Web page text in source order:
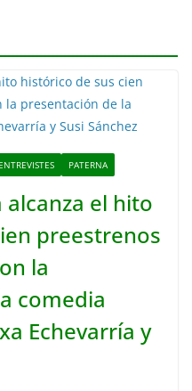
ENTREVISTES PATERNA
el hito
preestrenos
la
comedia
Echevarría y